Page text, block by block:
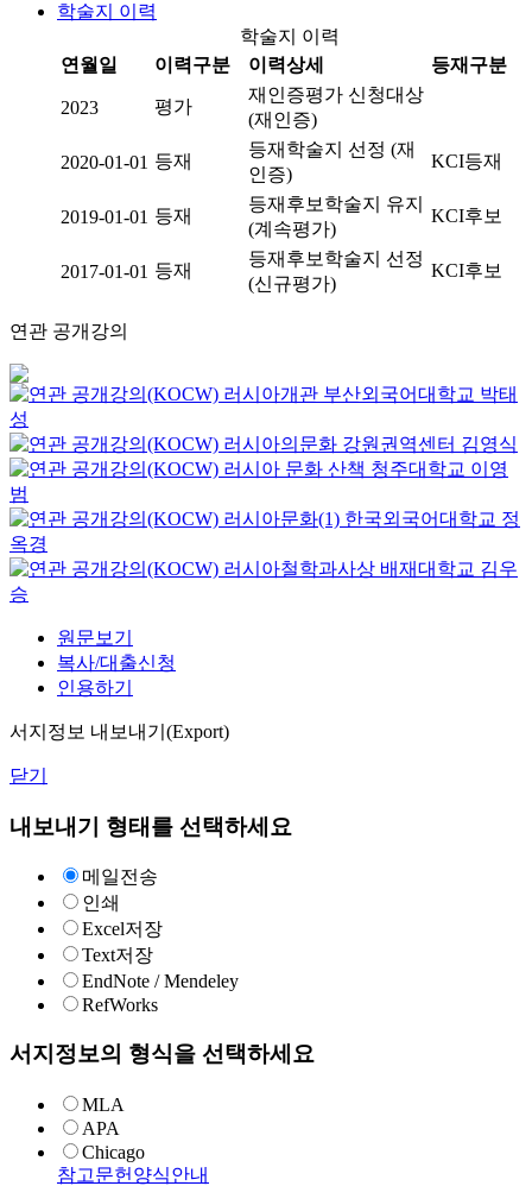
학술지 이력
학술지 이력
연월일
이력구분 이력상세 등재구분
2023 평가
재인증평가 신청대상
(재인증)
2020-01-01 등재
등재학술지 선정 (재
인증)
KCI등재
2019-01-01 등재
등재후보학술지 유지
(계속평가)
KCI후보
2017-01-01 등재
등재후보학술지 선정
(신규평가)
KCI후보
연관 공개강의
러시아개관 부산외국어대학교 박태
성
러시아의문화 강원권역센터 김영식
러시아 문화 산책 청주대학교 이영
범
러시아문화(1) 한국외국어대학교 정
옥경
러시아철학과사상 배재대학교 김우
승
원문보기
복사/대출신청
인용하기
서지정보 내보내기(Export)
닫기
내보내기 형태를 선택하세요
메일전송
인쇄
Excel저장
Text저장
EndNote / Mendeley
RefWorks
서지정보의 형식을 선택하세요
MLA
APA
Chicago
참고문헌양식안내